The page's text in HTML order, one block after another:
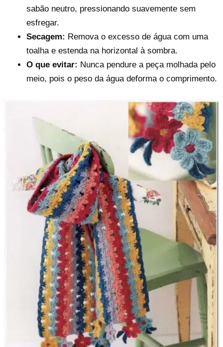
sabão neutro, pressionando suavemente sem
esfregar.
Secagem: Remova o excesso de água com uma
toalha e estenda na horizontal à sombra.
O que evitar: Nunca pendure a peça molhada pelo
meio, pois o peso da água deforma o comprimento.